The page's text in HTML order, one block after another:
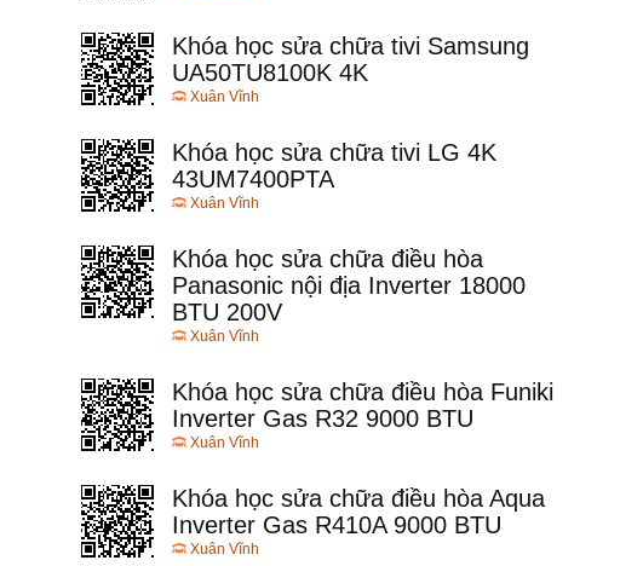
Khóa học sửa chữa tivi Samsung
UA50TU8100K 4K
Xuân Vĩnh
Khóa học sửa chữa tivi LG 4K
43UM7400PTA
Xuân Vĩnh
Khóa học sửa chữa điều hòa
Panasonic nội địa Inverter 18000
BTU 200V
Xuân Vĩnh
Khóa học sửa chữa điều hòa Funiki
Inverter Gas R32 9000 BTU
Xuân Vĩnh
Khóa học sửa chữa điều hòa Aqua
Inverter Gas R410A 9000 BTU
Xuân Vĩnh